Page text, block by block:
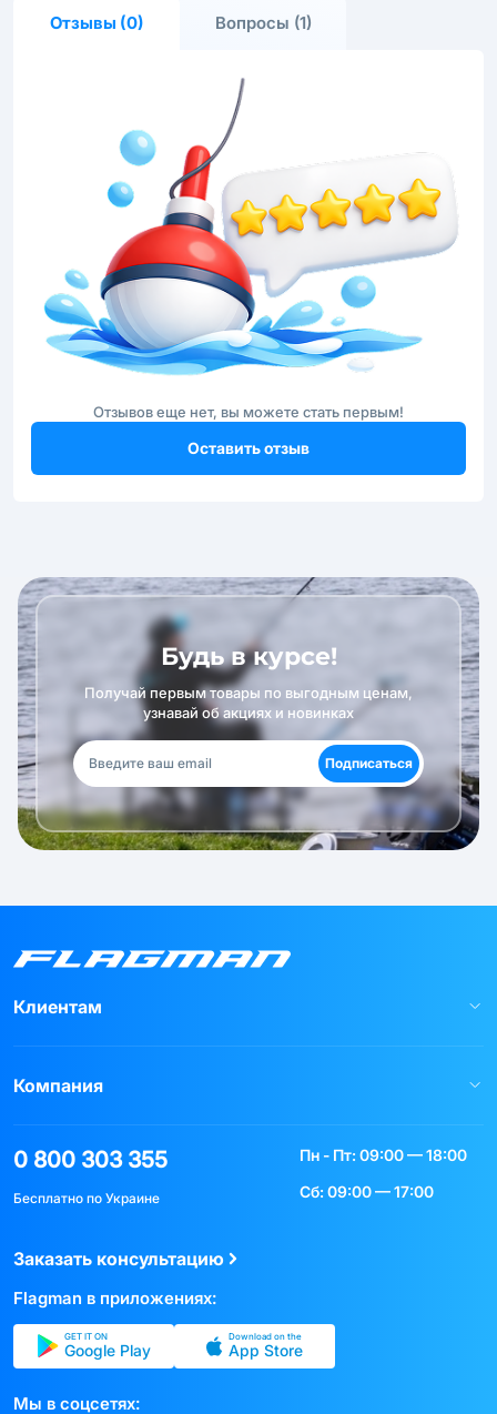
Отзывы (0) Вопросы (1)
Отзывов еще нет, вы можете стать первым!
Оставить отзыв
Будь в курсе!
Получай первым товары по выгодным ценам,
узнавай об акциях и новинках
Подписаться
Клиентам
Компания
0 800 303 355
Бесплатно по Украине
Пн - Пт: 09:00 — 18:00
Сб: 09:00 — 17:00
Заказать консультацию
Flagman в приложениях:
GET IT ON
Google Play
Download on the
App Store
Мы в соцсетях: